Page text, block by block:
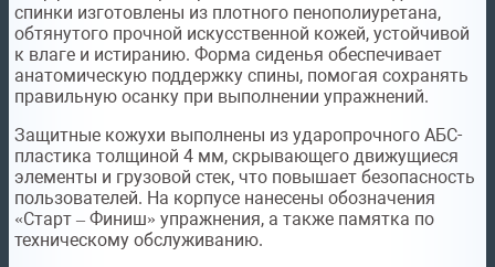
спинки изготовлены из плотного пенополиуретана,
обтянутого прочной искусственной кожей, устойчивой
к влаге и истиранию. Форма сиденья обеспечивает
анатомическую поддержку спины, помогая сохранять
правильную осанку при выполнении упражнений.
Защитные кожухи выполнены из ударопрочного АБС-
пластика толщиной 4 мм, скрывающего движущиеся
элементы и грузовой стек, что повышает безопасность
пользователей. На корпусе нанесены обозначения
«Старт – Финиш» упражнения, а также памятка по
техническому обслуживанию.